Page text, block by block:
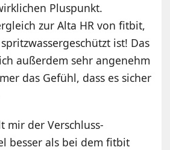
Pluspunkt.
zur Alta HR von fitbit,
ist! Das
außerdem sehr angenehm
das Gefühl, dass es sicher
mir der Verschluss-
besser als bei dem fitbit